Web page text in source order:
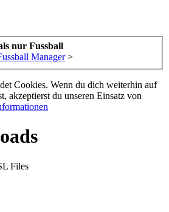
nur Fussball
Manager >
Cookies. Wenn du dich weiterhin auf
akzeptierst du unseren Einsatz von
Files